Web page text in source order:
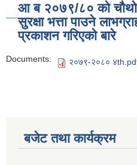
आ ब २०७९/८० को चौथो
सुरक्षा भत्ता पाउने
प्रकाशन गरिएको बारे
Documents: २०७९-२०८०
बजेट तथा कार्यक्रम